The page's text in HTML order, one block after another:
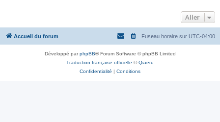
Aller
Accueil du forum Fuseau horaire sur UTC-04:00
Développé parphpBB® Forum Software © phpBB Limited
Traduction française officielle ©Qiaeru
Confidentialité | Conditions